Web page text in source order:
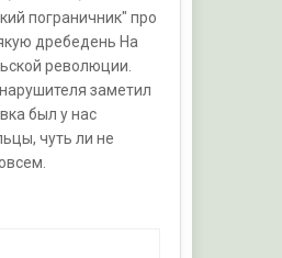
пограничник" про
дребедень На
революции.
заметил
был у нас
чуть ли не